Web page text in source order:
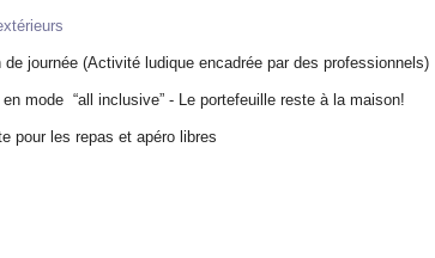
journée (Activité ludique encadrée par des professionnels)
mode “all inclusive” - Le portefeuille reste à la maison!
pour les repas et apéro libres